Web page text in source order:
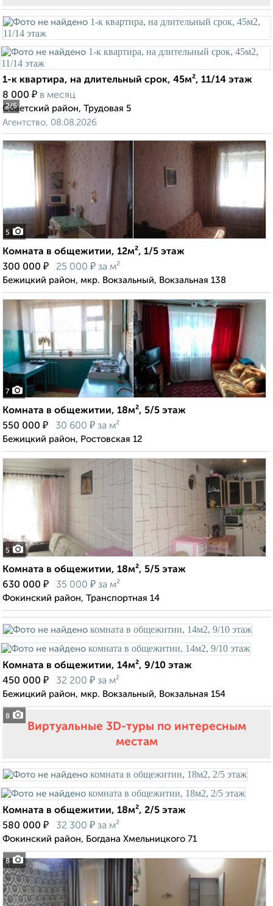
2/5
1-к квартира, на длительный срок, 45м², 11/14 этаж
8 000 ₽ в месяц
Советский район, Трудовая 5
Агентство, 08.08.2026
5
Комната в общежитии, 12м², 1/5 этаж
300 000 ₽ 25 000 ₽ за м²
Бежицкий район, мкр. Вокзальный, Вокзальная 138
7
Комната в общежитии, 18м², 5/5 этаж
550 000 ₽ 30 600 ₽ за м²
Бежицкий район, Ростовская 12
5
Комната в общежитии, 18м², 5/5 этаж
630 000 ₽ 35 000 ₽ за м²
Фокинский район, Транспортная 14
8
Комната в общежитии, 14м², 9/10 этаж
450 000 ₽ 32 200 ₽ за м²
Бежицкий район, мкр. Вокзальный, Вокзальная 154
Виртуальные 3D-туры по интересным
местам
8
Комната в общежитии, 18м², 2/5 этаж
580 000 ₽ 32 300 ₽ за м²
Фокинский район, Богдана Хмельницкого 71